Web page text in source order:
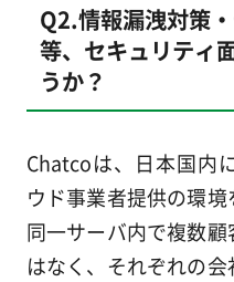
Q2.情報漏洩対策
等、セキュリティ
うか？
Chatcoは、日本国内
ウド事業者提供の環境
同一サーバ内で複数
はなく、それぞれの